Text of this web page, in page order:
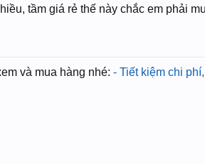
tầm giá rẻ thế này chắc em phải
và mua hàng nhé: - Tiết kiệm chi